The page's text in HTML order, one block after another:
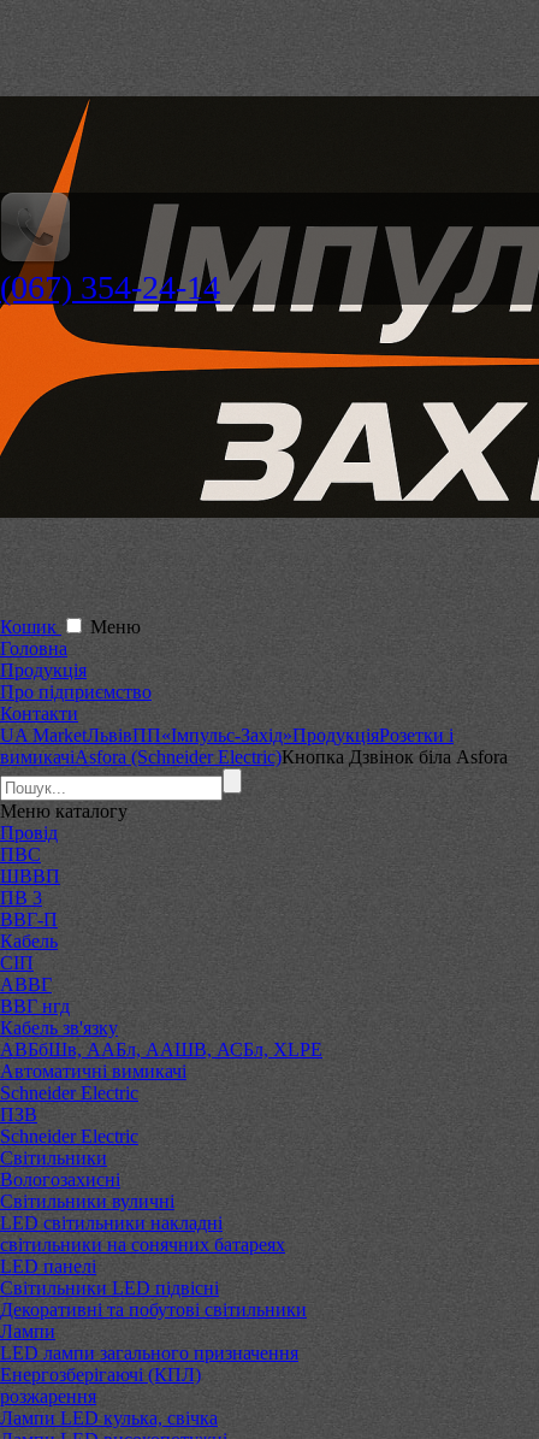
(067) 354-24-14
Кошик
Меню
Головна
Продукція
Про підприємство
Контакти
UA MarketЛьвівПП«Імпульс-Захід»ПродукціяРозетки і
вимикачіAsfora (Schneider Electric)Кнопка Дзвінок біла Asfora
Меню каталогу
Провід
ПВС
ШВВП
ПВ 3
ВВГ-П
Кабель
СІП
АВВГ
ВВГ нгд
Кабель зв'язку
АВБбШв, ААБл, ААШВ, АСБл, XLPE
Автоматичні вимикачі
Schneider Electric
ПЗВ
Schneider Electric
Світильники
Вологозахисні
Світильники вуличні
LED світильники накладні
світильники на сонячних батареях
LED панелі
Світильники LED підвісні
Декоративні та побутові світильники
Лампи
LED лампи загального призначення
Енергозберігаючі (КПЛ)
розжарення
Лампи LED кулька, свічка